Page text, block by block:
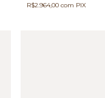
R$2.964,00 com PIX